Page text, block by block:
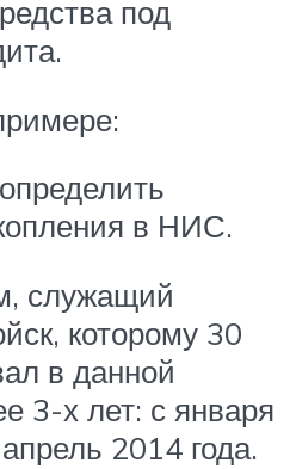
под
в НИС.
служащий
которому 30
в данной
3-х лет: с января
2014 года.